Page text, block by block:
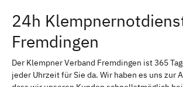
24h
Fremdingen
Der Klempner Verband Fremdingen ist 365
jeder Uhrzeit für Sie da. Wir haben es uns zur